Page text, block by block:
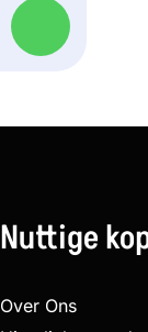
Nuttige
Over Ons